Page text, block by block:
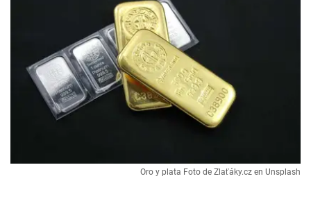
Oro y plata Foto de Zlaťáky.cz en Unsplash